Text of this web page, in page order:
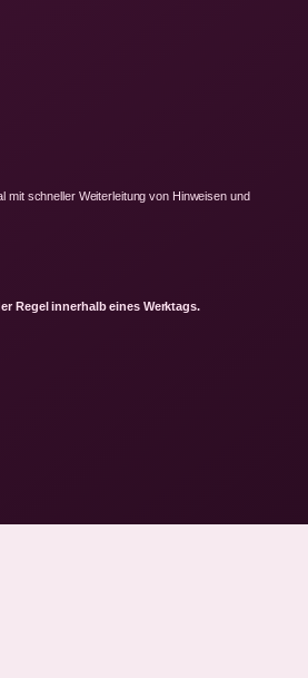
mit schneller Weiterleitung von Hinweisen und
Regel innerhalb eines Werktags.